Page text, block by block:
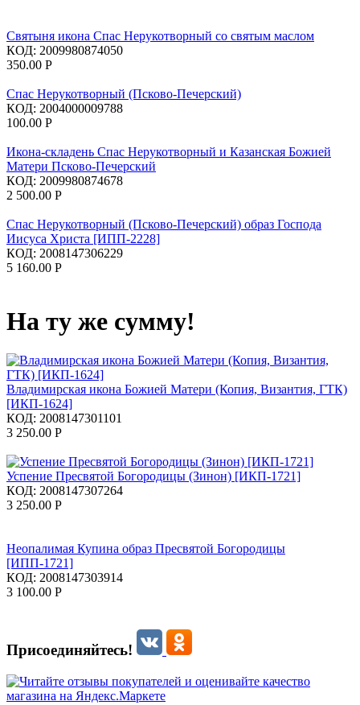
Святыня икона Спас Нерукотворный со святым маслом
КОД: 2009980874050
350.00 Р
Спас Нерукотворный (Псково-Печерский)
КОД: 2004000009788
100.00 Р
Икона-складень Спас Нерукотворный и Казанская Божией
Матери Псково-Печерский
КОД: 2009980874678
2 500.00 Р
Спас Нерукотворный (Псково-Печерский) образ Господа
Иисуса Христа [ИПП-2228]
КОД: 2008147306229
5 160.00 Р
На ту же сумму!
Владимирская икона Божией Матери (Копия, Византия, ГТК)
[ИКП-1624]
КОД: 2008147301101
3 250.00 Р
Успение Пресвятой Богородицы (Зинон) [ИКП-1721]
КОД: 2008147307264
3 250.00 Р
Неопалимая Купина образ Пресвятой Богородицы
[ИПП-1721]
КОД: 2008147303914
3 100.00 Р
Присоединяйтесь!